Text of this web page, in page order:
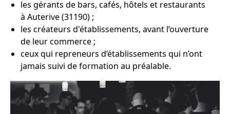
les gérants de bars, cafés, hôtels et restaurants
à Auterive (31190) ;
les créateurs d'établissements, avant l’ouverture
de leur commerce ;
ceux qui repreneurs d’établissements qui n’ont
jamais suivi de formation au préalable.